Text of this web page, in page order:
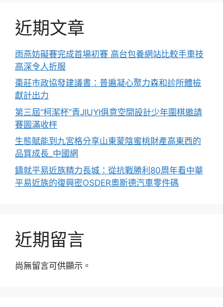
近期文章
雨燕妨礙賽完成首場初賽 高台包養網站比較手車技
高深令人折服
棗莊市政協發建議書：普遍凝心聚力森和診所體檢
獻計出力
第三屆“柯潔杯”青JIUYI俱意空間設計少年圍棋邀請
賽圓滿收枰
生態賦能到九宮格分享山東蒙陰蜜桃財產高東西的
品質成長_中國網
鑄就平易近族精力長城：從抗戰勝利80周年看中華
平易近族的復興密OSDER奧斯德汽車零件碼
近期留言
尚無留言可供顯示。